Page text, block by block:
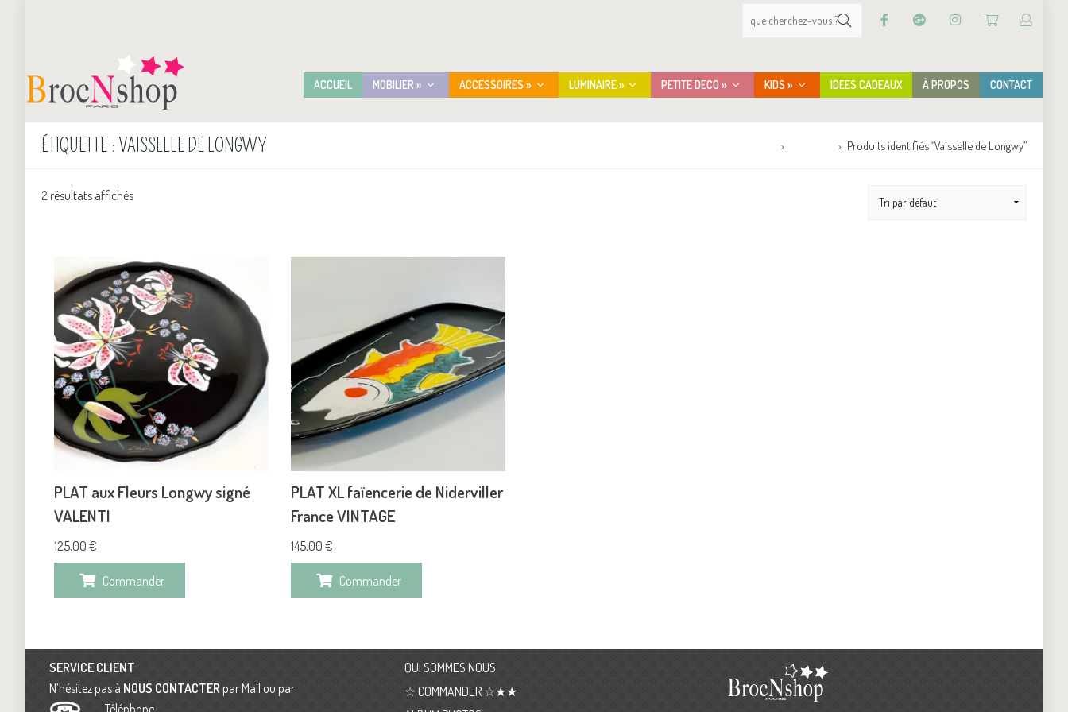
ACCUEIL MOBILIER » ACCESSOIRES » LUMINAIRE » PETITE DECO » KIDS » IDEES CADEAUX À PROPOS CONTACT
ÉTIQUETTE : VAISSELLE DE LONGWY Produits identifiés “Vaisselle de Longwy”
2 résultats affichés
PLAT aux Fleurs Longwy signé
VALENTI
125,00 €
Commander
PLAT XL faïencerie de Niderviller
France VINTAGE
145,00€
Commander
SERVICE CLIENT
N’hésitez pas à NOUS CONTACTER par Mail ou par
QUI SOMMES NOUS
☆ COMMANDER ☆★★